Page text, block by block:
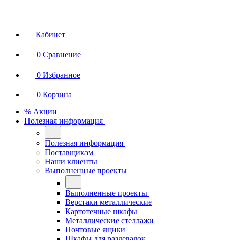
Кабинет
0 Сравнение
0 Избранное
0 Корзина
% Акции
Полезная информация
Полезная информация
Поставщикам
Наши клиенты
Выполненные проекты
Выполненные проекты
Верстаки металлические
Картотечные шкафы
Металлические стеллажи
Почтовые ящики